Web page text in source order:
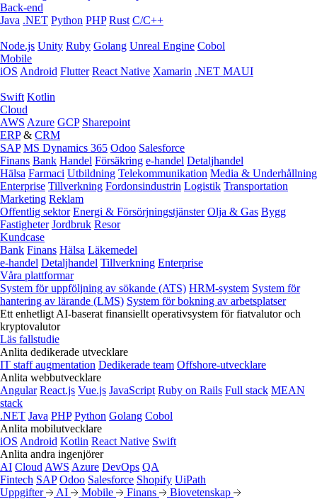
Back-end
Java .NET Python PHP Rust C/C++
Node.js Unity Ruby Golang Unreal Engine Cobol
Mobile
iOS Android Flutter React Native Xamarin .NET MAUI
Swift Kotlin
Cloud
AWS Azure GCP Sharepoint
ERP& CRM
SAP MS Dynamics 365 Odoo Salesforce
Finans Bank Handel Försäkring e‑handel Detaljhandel
Hälsa Farmaci Utbildning Telekommunikation Media & Underhållning
Enterprise Tillverkning Fordonsindustrin Logistik Transportation
Marketing Reklam
Offentlig sektor Energi & Försörjningstjänster Olja & Gas Bygg
Fastigheter Jordbruk Resor
Kundcase
Bank Finans Hälsa Läkemedel
e‑handel Detaljhandel Tillverkning Enterprise
Våra plattformar
System för uppföljning av sökande (ATS) HRM-system System för
hantering av lärande (LMS) System för bokning av arbetsplatser
Ett enhetligt AI-baserat finansiellt operativsystem för fiatvalutor och
kryptovalutor
Läs fallstudie
Anlita dedikerade utvecklare
IT staff augmentation Dedikerade team Offshore-utvecklare
Anlita webbutvecklare
Angular React.js Vue.js JavaScript Ruby on Rails Full stack MEAN
stack
.NET Java PHP Python Golang Cobol
Anlita mobilutvecklare
iOS Android Kotlin React Native Swift
Anlita andra ingenjörer
AI Cloud AWS Azure DevOps QA
Fintech SAP Odoo Salesforce Shopify UiPath
Uppgifter
AI Mobile Finans Biovetenskap